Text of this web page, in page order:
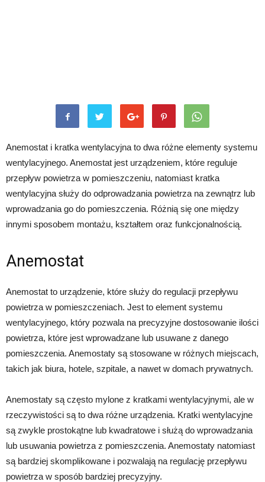
Anemostat i kratka wentylacyjna to dwa różne elementy systemu
wentylacyjnego. Anemostat jest urządzeniem, które reguluje
przepływ powietrza w pomieszczeniu, natomiast kratka
wentylacyjna służy do odprowadzania powietrza na zewnątrz lub
wprowadzania go do pomieszczenia. Różnią się one między
innymi sposobem montażu, kształtem oraz funkcjonalnością.
Anemostat
Anemostat to urządzenie, które służy do regulacji przepływu
powietrza w pomieszczeniach. Jest to element systemu
wentylacyjnego, który pozwala na precyzyjne dostosowanie ilości
powietrza, które jest wprowadzane lub usuwane z danego
pomieszczenia. Anemostaty są stosowane w różnych miejscach,
takich jak biura, hotele, szpitale, a nawet w domach prywatnych.
Anemostaty są często mylone z kratkami wentylacyjnymi, ale w
rzeczywistości są to dwa różne urządzenia. Kratki wentylacyjne
są zwykle prostokątne lub kwadratowe i służą do wprowadzania
lub usuwania powietrza z pomieszczenia. Anemostaty natomiast
są bardziej skomplikowane i pozwalają na regulację przepływu
powietrza w sposób bardziej precyzyjny.